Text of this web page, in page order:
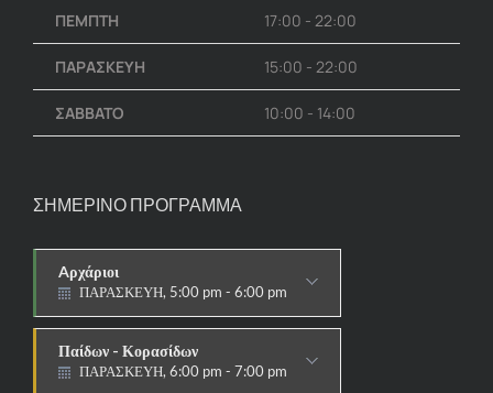
ΠΕΜΠΤΗ 17:00 - 22:00
ΠΑΡΑΣΚΕΥΗ 15:00 - 22:00
ΣΑΒΒΑΤΟ 10:00 - 14:00
ΣΗΜΕΡΙΝΟ ΠΡΟΓΡΑΜΜΑ
Aρχάριοι
ΠΑΡΑΣΚΕΥΗ, 5:00 pm - 6:00 pm
Παίδων - Κορασίδων
ΠΑΡΑΣΚΕΥΗ, 6:00 pm - 7:00 pm